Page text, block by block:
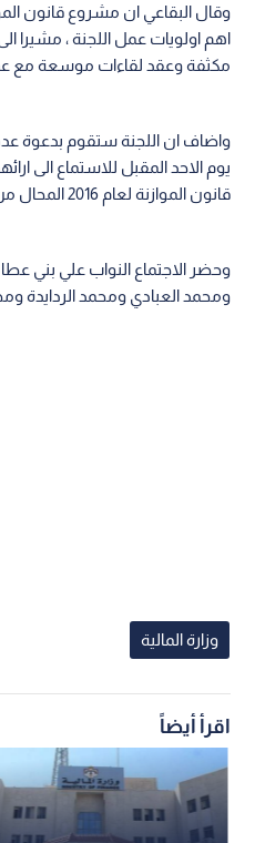
اهم اولويات عمل اللجنة ، مشيرا
مكثفة وعقد لقاءات موسعة مع
واضاف ان اللجنة ستقوم بدعوة
يوم الاحد المقبل للاستماع الى
قانون الموازنة لعام 2016 المحال من قبل الحكومة.
وحضر الاجتماع النواب علي بني
ومحمد العبادي ومحمد الردايدة
وزارة المالية
اقرأ أيضاً